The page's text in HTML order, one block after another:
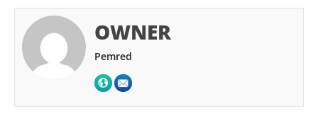
OWNER
Pemred